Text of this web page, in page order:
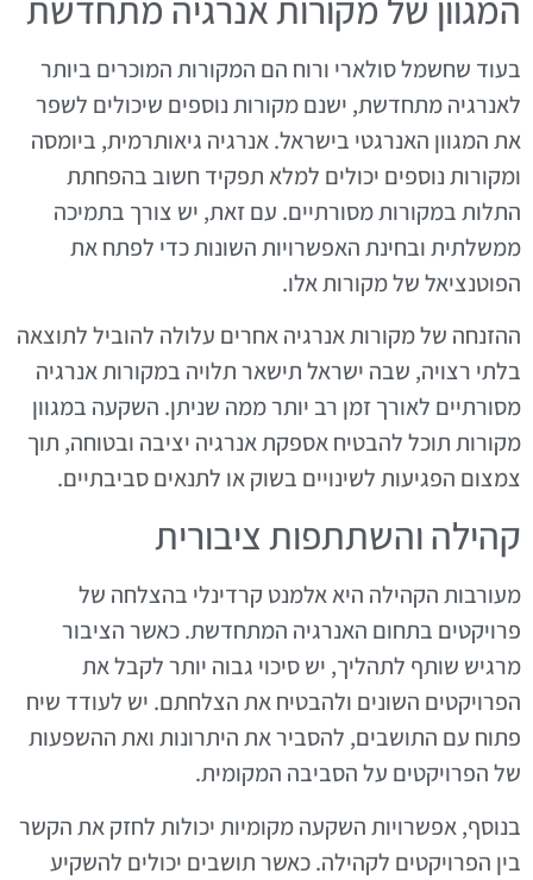
בעוד שחשמל סולארי ורוח הם המקורות המוכרים ביותר
לאנרגיה מתחדשת, ישנם מקורות נוספים שיכולים לשפר
את המגוון האנרגטי בישראל. אנרגיה גיאותרמית, ביומסה
ומקורות נוספים יכולים למלא תפקיד חשוב בהפחתת
התלות במקורות מסורתיים. עם זאת, יש צורך בתמיכה
ממשלתית ובחינת האפשרויות השונות כדי לפתח את
הפוטנציאל של מקורות אלו.
ההזנחה של מקורות אנרגיה אחרים עלולה להוביל לתוצאה
בלתי רצויה, שבה ישראל תישאר תלויה במקורות אנרגיה
מסורתיים לאורך זמן רב יותר ממה שניתן. השקעה במגוון
מקורות תוכל להבטיח אספקת אנרגיה יציבה ובטוחה, תוך
צמצום הפגיעות לשינויים בשוק או לתנאים סביבתיים.
קהילה והשתתפות ציבורית
מעורבות הקהילה היא אלמנט קרדינלי בהצלחה של
פרויקטים בתחום האנרגיה המתחדשת. כאשר הציבור
מרגיש שותף לתהליך, יש סיכוי גבוה יותר לקבל את
הפרויקטים השונים ולהבטיח את הצלחתם. יש לעודד שיח
פתוח עם התושבים, להסביר את היתרונות ואת ההשפעות
של הפרויקטים על הסביבה המקומית.
בנוסף, אפשרויות השקעה מקומיות יכולות לחזק את הקשר
בין הפרויקטים לקהילה. כאשר תושבים יכולים להשקיע